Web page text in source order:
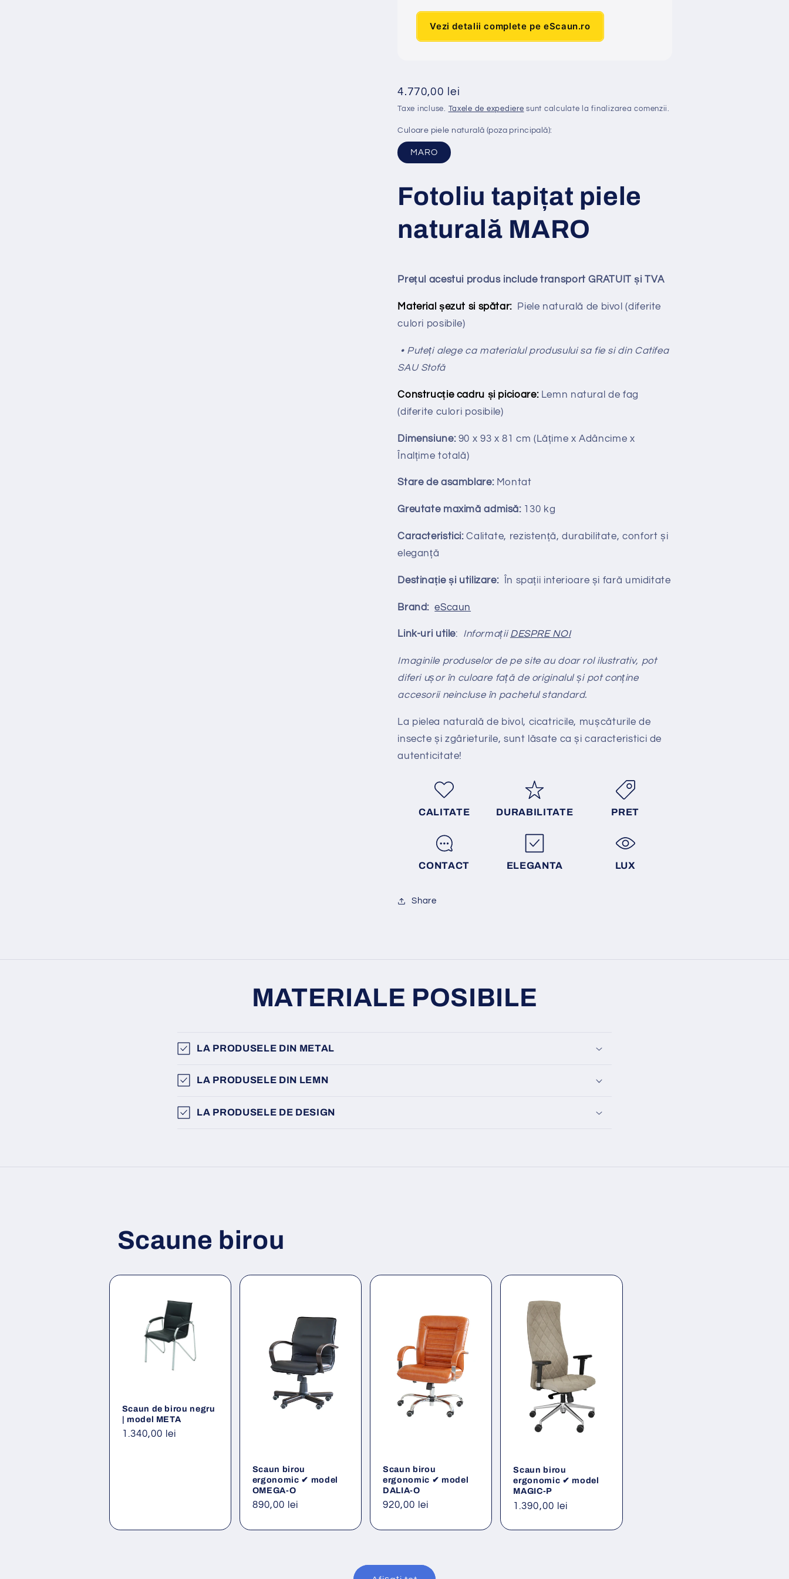
Vezi detalii complete pe eScaun.ro
Preț
obișnuit
4.770,00 lei
Taxe incluse. Taxele de expediere sunt calculate la finalizarea comenzii.
Culoare piele naturală (poza principală):
MARO
Fotoliu tapițat piele
naturală MARO
Prețul acestui produs include transport GRATUIT și TVA
Material șezut si spătar:
Piele naturală de bivol (diferite
culori posibile)
• Puteți alege ca materialul produsului sa fie si din Catifea
SAU Stofă
Construcție cadru și picioare: Lemn natural de fag
(diferite culori posibile)
Dimensiune:90 x 93 x 81 cm (Lățime x Adâncime x
Înalțime totală)
Stare de asamblare:Montat
Greutate maximă admisă: 130 kg
Caracteristici:Calitate, rezistență, durabilitate, confort și
eleganță
Destinație și utilizare:În spații interioare și fară umiditate
Brand:eScaun
Link-uri utile: Informații DESPRE NOI
Imaginile produselor de pe site au doar rol ilustrativ, pot
diferi ușor în culoare față de originalul și pot conține
accesorii neincluse în pachetul standard.
La pielea natural ă de bivol, cicatricile, mușcăturile de
insecte și zgârieturile, sunt lăsate ca și caracteristici de
autenticitate!
CALITATE DURABILITATE PRET
CONTACT ELEGANTA LUX
Share
MATERIALE POSIBILE
LA PRODUSELE DIN METAL
LA PRODUSELE DIN LEMN
LA PRODUSELE DE DESIGN
Scaune birou
Scaun de birou negru
| model META
Preț
1.340,00 lei
Scaun birou
ergonomic ✔ model
OMEGA-O
Preț
890,00 lei
Scaun birou
ergonomic ✔ model
DALIA-O
Preț
920,00 lei
Scaun birou
ergonomic ✔ model
MAGIC-P
Preț
1.390,00 lei